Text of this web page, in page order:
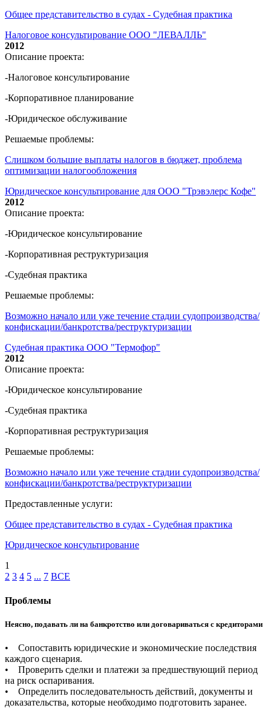
Общее представительство в судах - Судебная практика
Налоговое консультирование ООО "ЛЕВАЛЛЬ"
2012
Описание проекта:
-Налоговое консультирование
-Корпоративное планирование
-Юридическое обслуживание
Решаемые проблемы:
Слишком большие выплаты налогов в бюджет, проблема
оптимизации налогообложения
Юридическое консультирование для ООО "Трэвэлерс Кофе"
2012
Описание проекта:
-Юридическое консультирование
-Корпоративная реструктуризация
-Судебная практика
Решаемые проблемы:
Возможно начало или уже течение стадии судопроизводства/
конфискации/банкротства/реструктуризации
Судебная практика ООО "Термофор"
2012
Описание проекта:
-Юридическое консультирование
-Судебная практика
-Корпоративная реструктуризация
Решаемые проблемы:
Возможно начало или уже течение стадии судопроизводства/
конфискации/банкротства/реструктуризации
Предоставленные услуги:
Общее представительство в судах - Судебная практика
Юридическое консультирование
1
2 3 4 5 ... 7 ВСЕ
Проблемы
Неясно, подавать ли на банкротство или договариваться с кредиторами
• Сопоставить юридические и экономические последствия
каждого сценария.
• Проверить сделки и платежи за предшествующий период
на риск оспаривания.
• Определить последовательность действий, документы и
доказательства, которые необходимо подготовить заранее.